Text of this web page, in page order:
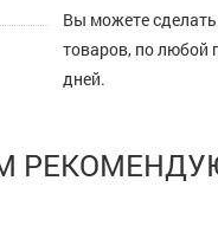
Вы можете
товаров, по любой
дней.